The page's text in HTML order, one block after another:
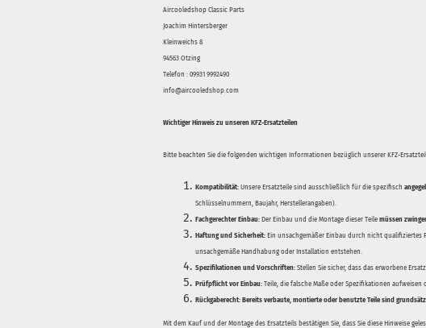
Aircooledshop Classic Parts
Joachim Hintersberger
Kleinweichs 8
94563 Otzing
Telefon : 09931 9992490
info@aircooledshop.com
Wichtiger Hinweis zu unseren KFZ-Ersatzteilen
Bitte beachten Sie die folgenden wichtigen Informationen bezüglich unserer KFZ-
Kompatibilität: Unsere Ersatzteile sind ausschließlich für die spezifisch
Schlüsselnummern, Baujahr, Herstellerangaben).
Fachgerechter Einbau: Der Einbau und die Montage dieser Teile müssen
Haftung und Sicherheit: Ein unsachgemäßer Einbau durch nicht qualifiziertes
unsachgemäße Handhabung oder Installation entstehen.
Spezifikationen und Vorschriften: Stellen Sie sicher, dass das erworbene
Prüfpflicht vor Einbau: Teile, die falsche Maße oder Spezifikationen
Rückgaberecht: Bereits verbaute, montierte oder benutzte Teile sind
Mit dem Kauf und der Montage des Ersatzteils bestätigen Sie, dass Sie diese Hinweise